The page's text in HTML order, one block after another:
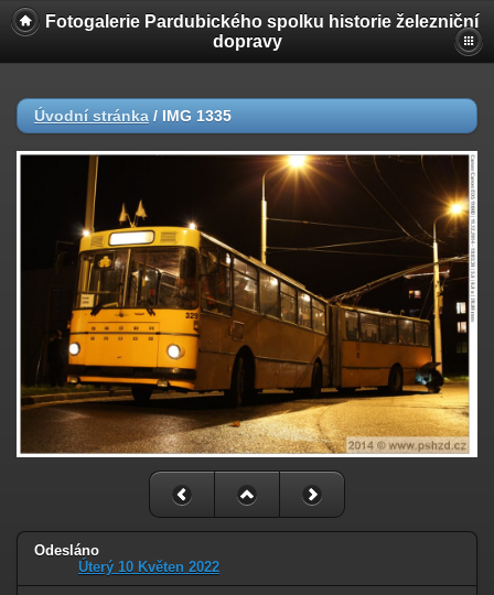
Fotogalerie Pardubického spolku historie železniční
dopravy
Úvodní stránka / IMG 1335
Odesláno
Úterý 10 Květen 2022